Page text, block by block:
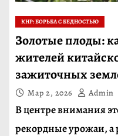
КНР: БОРЬБА С БЕДНОСТЬЮ
Золотые плоды:
жителей
зажиточных
Мар 2, 2026 Admin
В центре внимания
рекордные урожаи, а